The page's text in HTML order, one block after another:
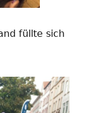
füllte sich